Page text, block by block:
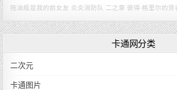
拖油瓶是我的前女友 炎炎消防队 二之章 彼得·格里尔的贤
卡通网分类
二次元
卡通图片